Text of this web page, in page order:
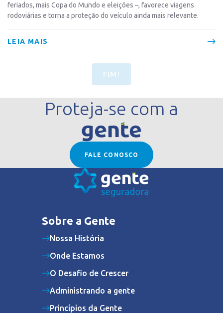
feriados, mais Copa do Mundo e eleições –, favorece viagens
rodoviárias e torna a proteção do veículo ainda mais relevante.
LEIA MAIS
FIM!
Proteja-se com a
FALE CONOSCO
Sobre a Gente
Nossa História
Onde Estamos
O Desafio de Crescer
Administrando a gente
Princípios da Gente